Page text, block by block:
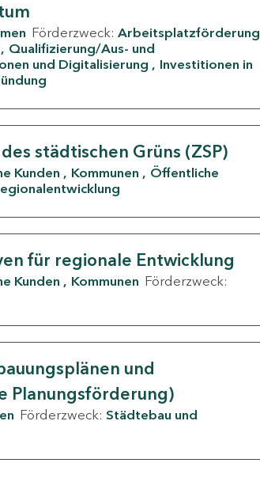
Förderzweck: Arbeitsplatzförderung
Qualifizierung/Aus- und
und Digitalisierung
Investitionen in
städtischen Grüns (ZSP)
Kunden Kommunen
Öffentliche
für regionale Entwicklung
Kunden Kommunen Förderzweck:
und
Planungsförderung)
Förderzweck: Städtebau und